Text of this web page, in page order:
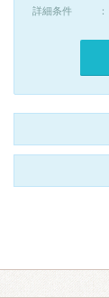
詳細条件